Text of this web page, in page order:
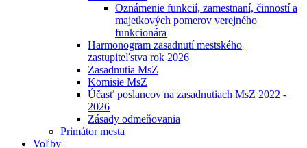
Oznámenie funkcií, zamestnaní, činností a
majetkových pomerov verejného
funkcionára
Harmonogram zasadnutí mestského
zastupiteľstva rok 2026
Zasadnutia MsZ
Komisie MsZ
Účasť poslancov na zasadnutiach MsZ 2022 -
2026
Zásady odmeňovania
Primátor mesta
Voľby